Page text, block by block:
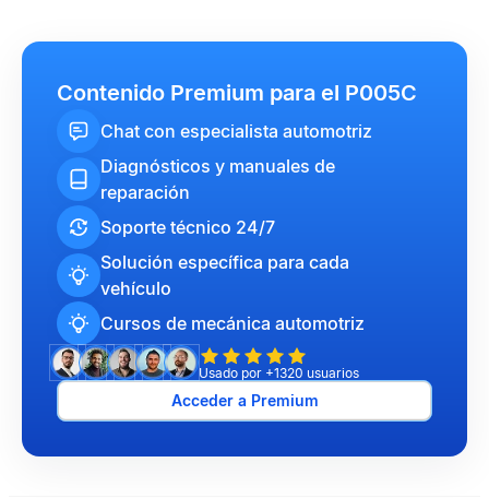
Contenido Premium para el P005C
Chat con especialista automotriz
Diagnósticos y manuales de
reparación
Soporte técnico 24/7
Solución específica para cada
vehículo
Cursos de mecánica automotriz
Usado por +1320 usuarios
Acceder a Premium